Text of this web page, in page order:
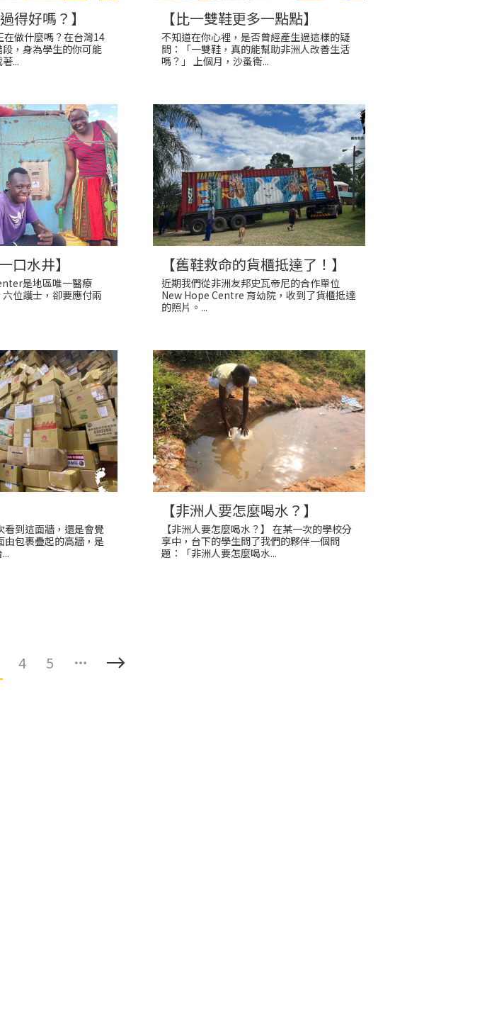
得好嗎？】
做什麼嗎？在台灣14
，身為學生的你可能
...
【比一雙鞋更多一點點】
不知道在你心裡，是否曾經產生過這樣的疑
問：「一雙鞋，真的能幫助非洲人改善生活
嗎？」 上個月，沙蚤衛...
口水井】
是地區唯一醫療
位護士，卻要應付兩
【舊鞋救命的貨櫃抵達了！】
近期我們從非洲友邦史瓦帝尼的合作單位
New Hope Centre 育幼院，收到了貨櫃抵達
的照片。...
看到這面牆，還是會覺
由包裹疊起的高牆，是
【非洲人要怎麼喝水？】
【非洲人要怎麼喝水？】 在某一次的學校分
享中，台下的學生問了我們的夥伴一個問
題：「非洲人要怎麼喝水...
4 5 …